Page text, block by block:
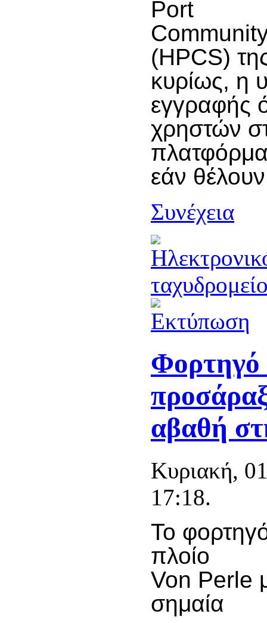
Port
(HPCS)
κυρίως, η
εγγραφής
χρηστών
εάν θέλουν
Συνέχεια
Φορτηγό
αβαθή
Κυριακή,
17:18.
To
πλοίο
Von Perle
σημαία